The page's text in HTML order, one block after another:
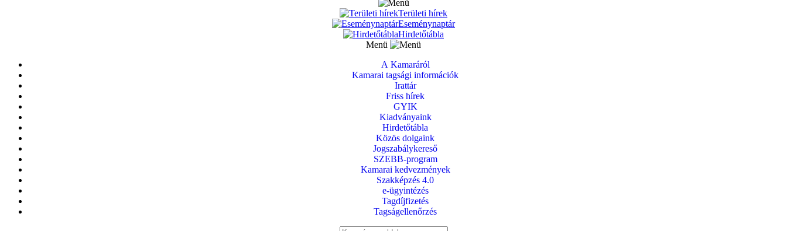
Területi hírek
Eseménynaptár
Hirdetőtábla
Menü
A Kamaráról
Kamarai tagsági információk
Irattár
Friss hírek
GYIK
Kiadványaink
Hirdetőtábla
Közös dolgaink
Jogszabálykereső
SZEBB-program
Kamarai kedvezmények
Szakképzés 4.0
e-ügyintézés
Tagdíjfizetés
Tagságellenőrzés